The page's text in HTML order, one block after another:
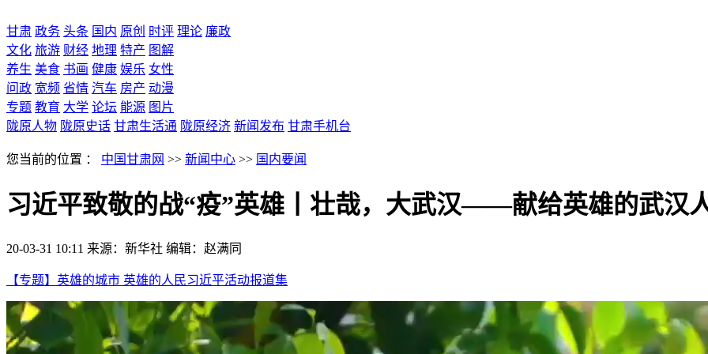
甘肃 政务 头条 国内 原创 时评 理论 廉政
文化 旅游 财经 地理 特产 图解
养生 美食 书画 健康 娱乐 女性
问政 宽频 省情 汽车 房产 动漫
专题 教育 大学 论坛 能源 图片
陇原人物 陇原史话 甘肃生活通 陇原经济 新闻发布 甘肃手机台
您当前的位置 ： 中国甘肃网 >> 新闻中心 >> 国内要闻
习近平致敬的战“疫”英雄丨壮哉，大武汉——献给英雄的武汉
20-03-31 10:11 来源：新华社 编辑：赵满同
【专题】英雄的城市 英雄的人民习近平活动报道集